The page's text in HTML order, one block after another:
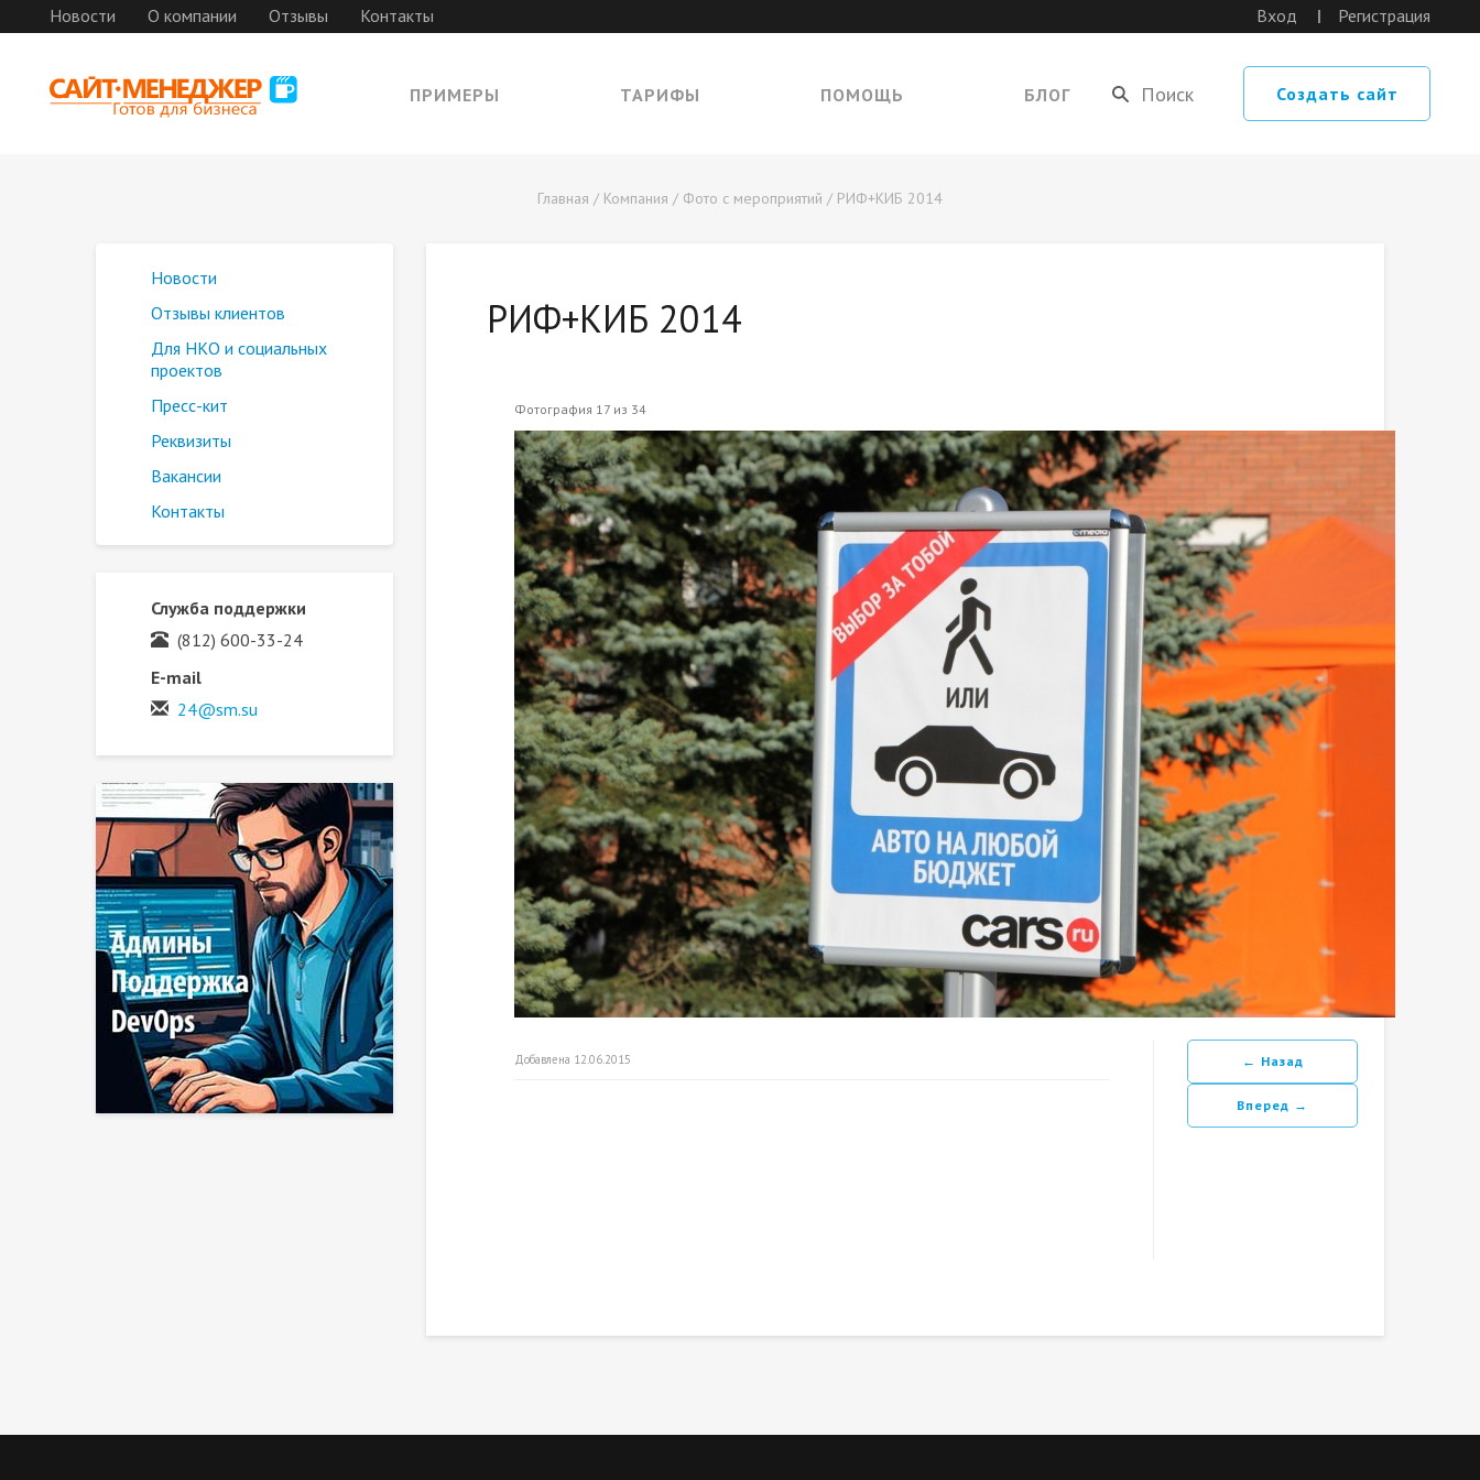
Новости О компании Отзывы Контакты Вход Регистрация
ПРИМЕРЫ ТАРИФЫ ПОМОЩЬ БЛОГ Создать сайт
Главная / Компания / Фото с мероприятий / РИФ+КИБ 2014
РИФ+КИБ 2014
Фотография 17 из 34
Добавлена 12.06.2015 ← Назад
Вперед →
Новости
Отзывы клиентов
Для НКО и социальных
проектов
Пресс-кит
Реквизиты
Вакансии
Контакты
Служба поддержки
(812) 600-33-24
E-mail
24@sm.su